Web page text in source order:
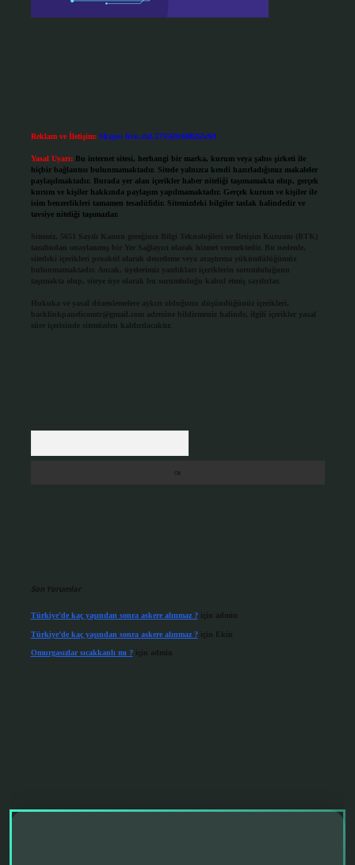
Reklam ve İletişim: Skype: live:.cid.575569c608265c69
Yasal Uyarı: Bu internet sitesi, herhangi bir marka, kurum veya şahıs şirketi ile
hiçbir bağlantısı bulunmamaktadır. Sitede yalnızca kendi hazırladığımız makaleler
paylaşılmaktadır. Burada yer alan içerikler haber niteliği taşımamakta olup, gerçek
kurum ve kişiler hakkında paylaşım yapılmamaktadır. Gerçek kurum ve kişiler ile
isim benzerlikleri tamamen tesadüfidir. Sitemizdeki bilgiler taslak halindedir ve
tavsiye niteliği taşımazlar.
Sitemiz, 5651 Sayılı Kanun gereğince Bilgi Teknolojileri ve İletişim Kurumu (BTK)
tarafından onaylanmış bir Yer Sağlayıcı olarak hizmet vermektedir. Bu nedenle,
sitedeki içerikleri proaktif olarak denetleme veya araştırma yükümlülüğümüz
bulunmamaktadır. Ancak, üyelerimiz yazdıkları içeriklerin sorumluluğunu
taşımakta olup, siteye üye olarak bu sorumluluğu kabul etmiş sayılırlar.
Hukuka ve yasal düzenlemelere aykırı olduğunu düşündüğünüz içerikleri,
backlinkpanelicomtr@gmail.com adresine bildirmeniz halinde, ilgili içerikler yasal
süre içerisinde sitemizden kaldırılacaktır.
Son Yorumlar
Türkiye’de kaç yaşından sonra askere alınmaz ?için admin
Türkiye’de kaç yaşından sonra askere alınmaz ?için Ekin
Omurgasızlar sıcakkanlı mı ?için admin